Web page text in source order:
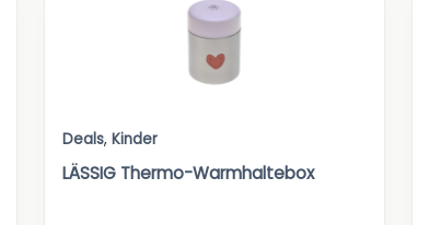
Deals, Kinder
LÄSSIG Thermo-Warmhaltebox